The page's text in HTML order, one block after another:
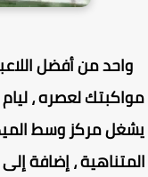
واحد من أفضل
لعصره ، ليام
مركز وسط
، إضافة إلى